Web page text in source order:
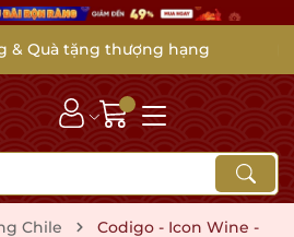
& Quà tặng thượng hạng
Chile
Codigo - Icon Wine -